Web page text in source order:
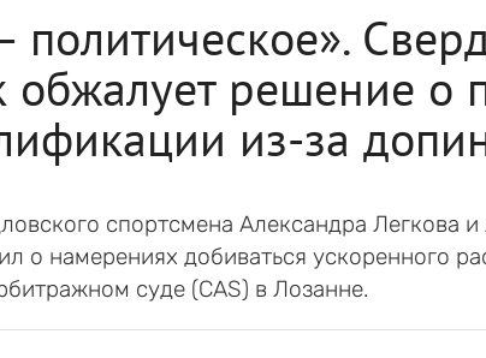
политическое».
решение о
из-за
спортсмена Александра Легкова
о намерениях добиваться ускоренного
суде (CAS) в Лозанне.